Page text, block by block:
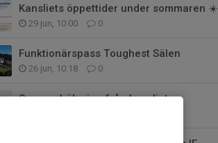
Kansliets öppettider under sommaren ☀️
29 jun, 10:00 0
Funktionärspass Toughest Sälen
26 jun, 10:18 0
Sommarhälsning från kansliet